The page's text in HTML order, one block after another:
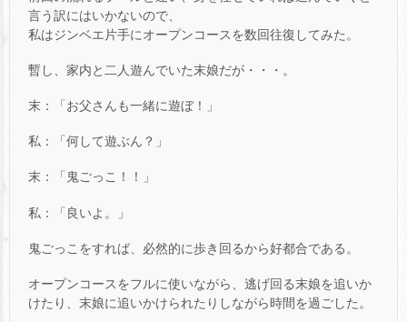
言う訳にはいかないので、
私はジンベエ片手にオープンコースを数回往復してみた。
暫し、家内と二人遊んでいた末娘だが・・・。
末：「お父さんも一緒に遊ぼ！」
私：「何して遊ぶん？」
末：「鬼ごっこ！！」
私：「良いよ。」
鬼ごっこをすれば、必然的に歩き回るから好都合である。
オープンコースをフルに使いながら、逃げ回る末娘を追いか
けたり、末娘に追いかけられたりしながら時間を過ごした。